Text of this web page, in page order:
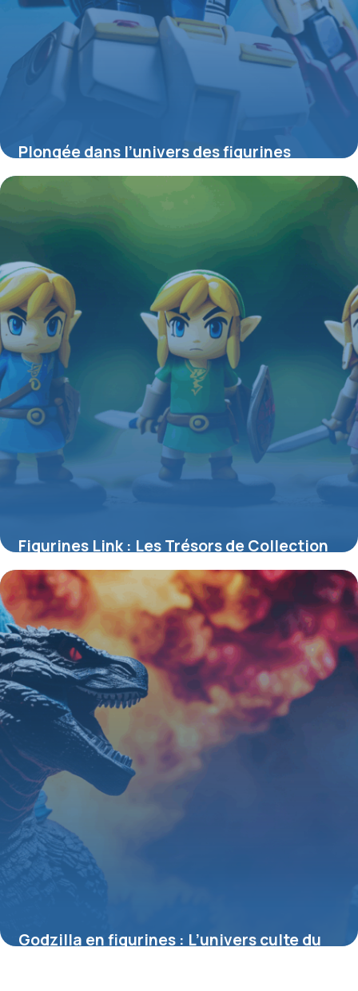
Plongée dans l’univers des figurines
Gundam : entre passion, collection et
4 juillet 2025
Figurines Link : Les Trésors de Collection
Inspirés par The Legend of Zelda
4 juillet 2025
Godzilla en figurines : L’univers culte du